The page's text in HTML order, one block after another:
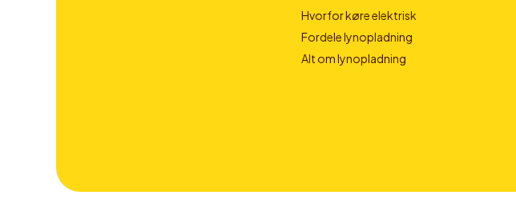
Hvorfor køre elektrisk
Fordele lynopladning
Alt om lynopladning